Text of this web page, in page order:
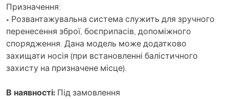
Призначення:
• Розвантажувальна система служить для зручного
перенесення зброї, боєприпасів, допоміжного
спорядження. Дана модель може додатково
захищати носія (при встановленні балістичного
захисту на призначене місце).
В наявності: Під замовлення